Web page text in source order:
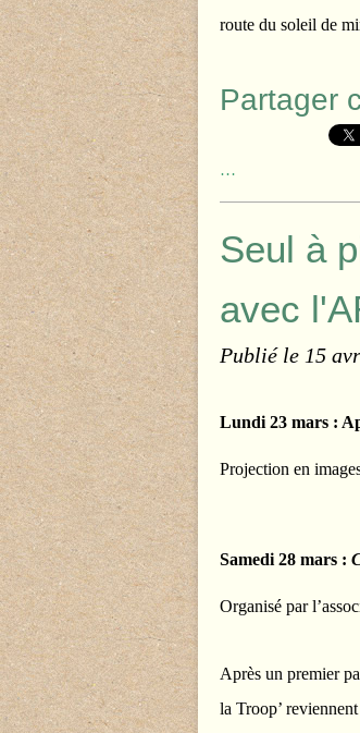
route du soleil de
Partager
…
Seul à
avec
Publié le 15
Lundi 23 mars :
Projection en
Samedi 28 mars :
Organisé par
Après un premier
la Troop’